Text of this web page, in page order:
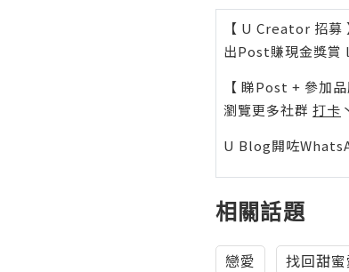
【 U Creator 招募
出Post賺現金獎賞 l
【 睇Post + 參加品
瀏覽更多社群 打卡
U Blog開咗
相關話題
戀愛 找回甜